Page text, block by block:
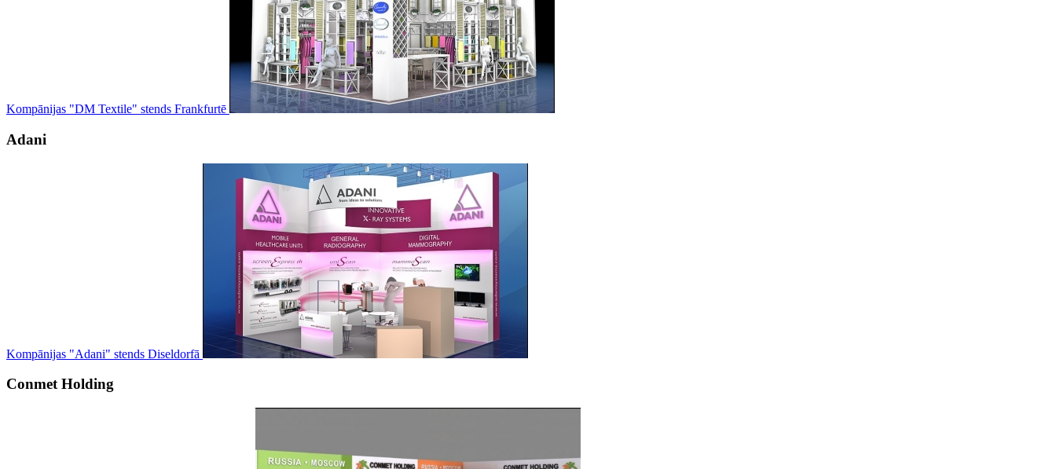
Kompānijas "DM Textile" stends Frankfurtē
Adani
Kompānijas "Adani" stends Diseldorfā
Conmet Holding